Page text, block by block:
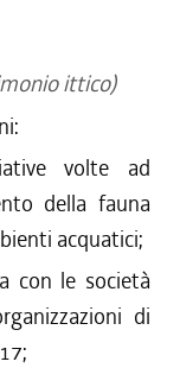
ittico)
volte ad
della fauna
acquatici;
con le società
di